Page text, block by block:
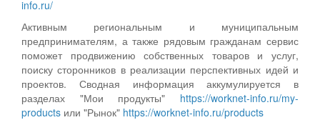
info.ru/
Активным региональным и муниципальным
предпринимателям, а также рядовым гражданам сервис
поможет продвижению собственных товаров и услуг,
поиску сторонников в реализации перспективных идей и
проектов. Сводная информация аккумулируется в
разделах "Мои продукты" https://worknet-info.ru/my-
products или "Рынок" https://worknet-info.ru/products